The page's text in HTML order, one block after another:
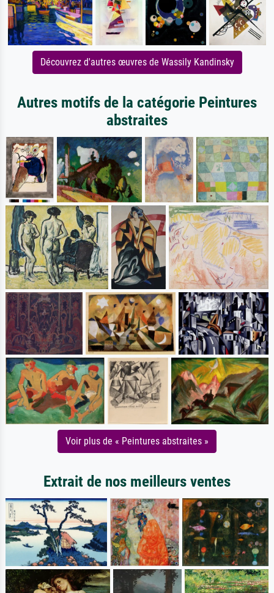
Découvrez d'autres œuvres de Wassily Kandinsky
Autres motifs de la catégorie Peintures
abstraites
Voir plus de « Peintures abstraites »
Extrait de nos meilleurs ventes